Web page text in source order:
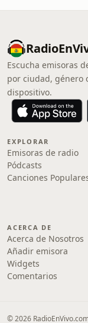
Escucha emisoras
por ciudad, género
dispositivo.
EXPLORAR
Emisoras de radio
Pódcasts
Canciones
ACERCA DE
Acerca de Nosotros
Añadir emisora
Widgets
Comentarios
© 2026